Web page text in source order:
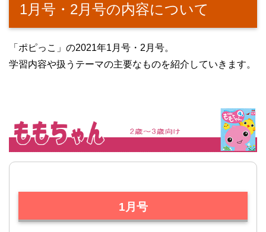
1月号・2月号の内容について
「ポピっこ」の2021年1月号・2月号。
学習内容や扱うテーマの主要なものを紹介していきます。
1月号